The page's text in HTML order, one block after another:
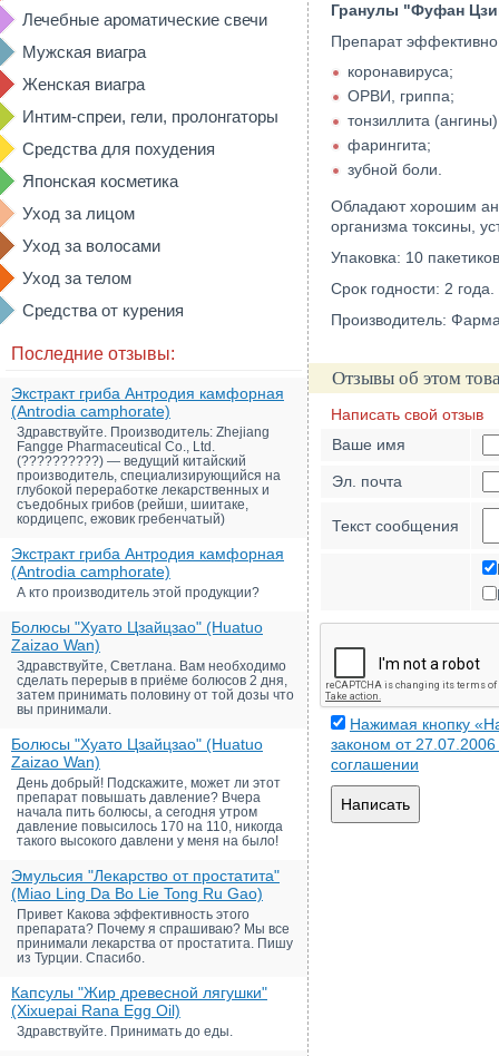
Лечебные ароматические свечи
Мужская виагра
Женская виагра
Интим-спреи, гели, пролонгаторы
Средства для похудения
Японская косметика
Уход за лицом
Уход за волосами
Уход за телом
Средства от курения
Последние отзывы:
Экстракт гриба Антродия камфорная
(Antrodia camphorate)
Здравствуйте. Производитель: Zhejiang
Fangge Pharmaceutical Co., Ltd.
(??????????) — ведущий китайский
производитель, специализирующийся на
глубокой переработке лекарственных и
съедобных грибов (рейши, шиитаке,
кордицепс, ежовик гребенчатый)
Экстракт гриба Антродия камфорная
(Antrodia camphorate)
А кто производитель этой продукции?
Болюсы "Хуато Цзайцзао" (Huatuo
Zaizao Wan)
Здравствуйте, Светлана. Вам необходимо
сделать перерыв в приёме болюсов 2 дня,
затем принимать половину от той дозы что
вы принимали.
Болюсы "Хуато Цзайцзао" (Huatuo
Zaizao Wan)
День добрый! Подскажите, может ли этот
препарат повышать давление? Вчера
начала пить болюсы, а сегодня утром
давление повысилось 170 на 110, никогда
такого высокого давлени у меня на было!
Эмульсия "Лекарство от простатита"
(Miao Ling Da Bo Lie Tong Ru Gao)
Привет Какова эффективность этого
препарата? Почему я спрашиваю? Мы все
принимали лекарства от простатита. Пишу
из Турции. Спасибо.
Капсулы "Жир древесной лягушки"
(Xixuepai Rana Egg Oil)
Здравствуйте. Принимать до еды.
Гранулы "Фуфан
Препарат
коронавируса;
ОРВИ, гриппа;
тонзиллита
фарингита;
зубной боли.
Обладают хорошим
организма токсины,
Упаковка: 10
Срок годности: 2 года.
Производитель:
Отзывы об этом
Написать свой отзыв
Ваше имя
Эл. почта
Текст сообщения
Нажимая кнопку
законом от
соглашении
Написать